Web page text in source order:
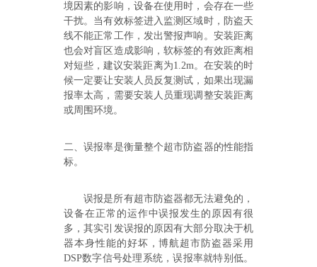
境因素的影响 ， 设备在使用时，会存在一些
干扰。当有效标签进入监测区域时，防盗天
线不能正常工作， 发出警报声响 。安装距离
也会对盲区造成影响，软标签的有效距离相
对短些 ，建议安装距离为1.2m。 在安装的时
候一定要让安装人员反复测试， 如果出现漏
报率太高 ， 需要安装人员重现调整安装距离
或周围环境。
二、误报率是衡量整个超市防盗器的性能指
标。
误报是所有超市防盗器都无法避免的，
设备在正常的运作中误报发生的原因有很
多，其实引发误报的原因有大部分取决于机
器本身性能的好坏 ，博航超市防盗器采用
DSP数字信号处理系统，误报率就特别低。